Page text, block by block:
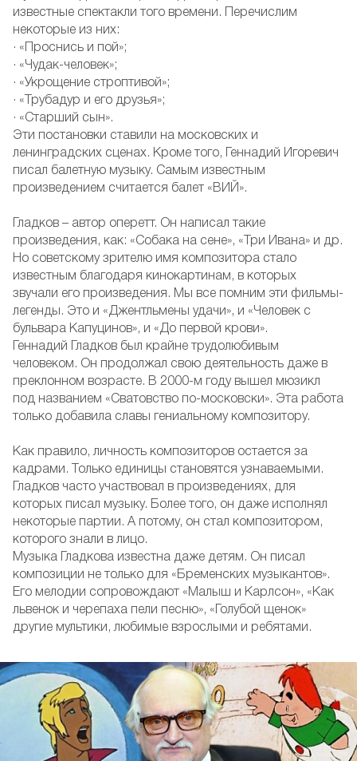
известные спектакли того времени. Перечислим
некоторые из них:
· «Проснись и пой»;
· «Чудак-человек»;
· «Укрощение строптивой»;
· «Трубадур и его друзья»;
· «Старший сын».
Эти постановки ставили на московских и
ленинградских сценах. Кроме того, Геннадий Игоревич
писал балетную музыку. Самым известным
произведением считается балет «ВИЙ».
Гладков – автор оперетт. Он написал такие
произведения, как: «Собака на сене», «Три Ивана» и др.
Но советскому зрителю имя композитора стало
известным благодаря кинокартинам, в которых
звучали его произведения. Мы все помним эти фильмы-
легенды. Это и «Джентльмены удачи», и «Человек с
бульвара Капуцинов», и «До первой крови».
Геннадий Гладков был крайне трудолюбивым
человеком. Он продолжал свою деятельность даже в
преклонном возрасте. В 2000-м году вышел мюзикл
под названием «Сватовство по-московски». Эта работа
только добавила славы гениальному композитору.
Как правило, личность композиторов остается за
кадрами. Только единицы становятся узнаваемыми.
Гладков часто участвовал в произведениях, для
которых писал музыку. Более того, он даже исполнял
некоторые партии. А потому, он стал композитором,
которого знали в лицо.
Музыка Гладкова известна даже детям. Он писал
композиции не только для «Бременских музыкантов».
Его мелодии сопровождают «Малыш и Карлсон», «Как
львенок и черепаха пели песню», «Голубой щенок»
другие мультики, любимые взрослыми и ребятами.